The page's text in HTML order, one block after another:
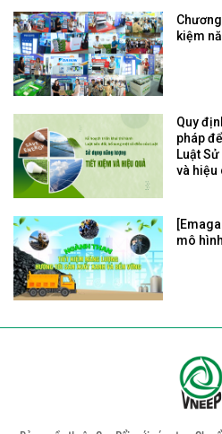
kiệm
Quy
pháp
Luật
và hiệu
mô